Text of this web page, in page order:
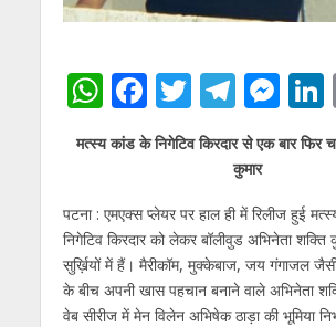
W
h
at
A
p
p
F
ac
e
b
o
o
k
T
w
itt
T
el
e
gr
a
m
M
e
ss
n
g
er
मत्स्य कांड के निगेटिव किरदार से एक बार फिर
कुमार
पटना : एमएक्स प्लेयर पर हाल ही में रिलीज हुई
निगेटिव किरदार को लेकर बॉलीवुड अभिनेता शक्ति
सुर्ख़ियों में हैं। मैरीकॉम, मुक्केबाज, जय गंगाजल
के बीच अपनी खास पहचान बनाने वाले अभिनेता
वेब सीरीज में मेन विलेन अभिषेक ठाड़ा की भूमिया